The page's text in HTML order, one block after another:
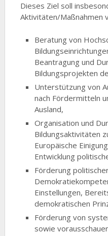
Dieses Ziel soll
Aktivitäten/Maßnahmen
Beratung von
Beantragung und
Bildungsprojekten
Unterstützung von
nach Fördermitteln
Ausland,
Organisation und
Bildungsaktivitäten
Europäische
Entwicklung
Förderung
Einstellungen,
demokratischen
Förderung von
sowie